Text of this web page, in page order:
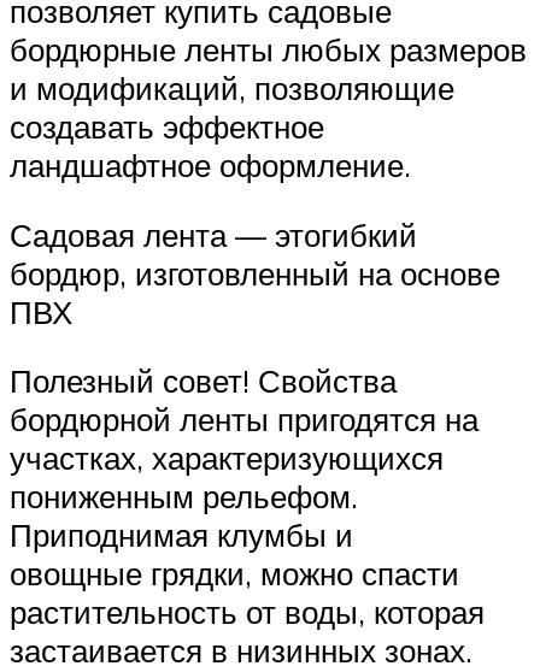
позволяет купить садовые
бордюрные ленты любых размеров
и модификаций, позволяющие
создавать эффектное
ландшафтное оформление.
Садовая лента — этогибкий
бордюр, изготовленный на основе
ПВХ
Полезный совет! Свойства
бордюрной ленты пригодятся на
участках, характеризующихся
пониженным рельефом.
Приподнимая клумбы и
овощные грядки, можно спасти
растительность от воды, которая
застаивается в низинных зонах.